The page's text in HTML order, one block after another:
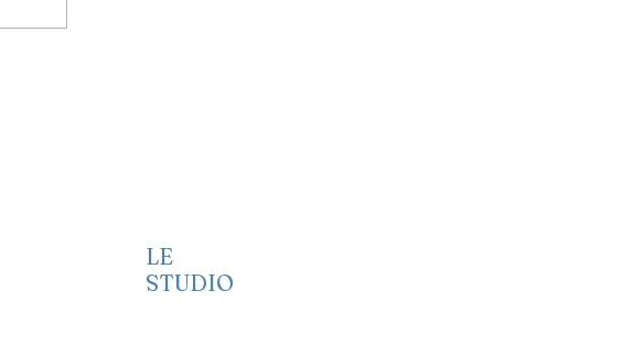
LE
STUDIO